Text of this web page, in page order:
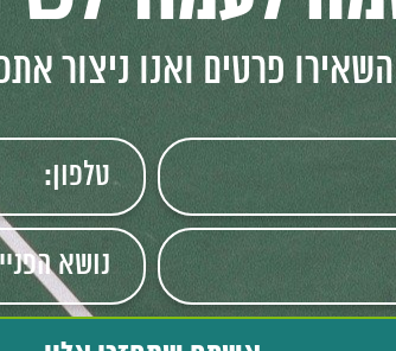
השאירו פרטים ואנו ניצור